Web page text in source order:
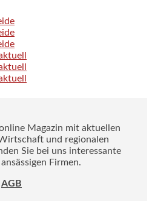
Magazin mit aktuellen
und regionalen
Sie bei uns interessante
Firmen.
AGB